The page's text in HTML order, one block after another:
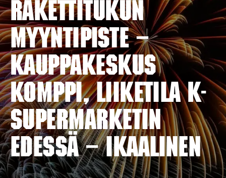
Rakettitukun
myyntipiste –
KAUPPAKESKUS
KOMPPI, Liiketila K-
Supermarketin
edessä – IKAALINEN